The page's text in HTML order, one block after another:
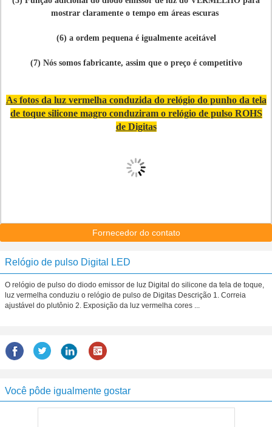
mostrar claramente o tempo em áreas escuras
(6) a ordem pequena é igualmente aceitável
(7) Nós somos fabricante, assim que o preço é competitivo
As fotos da luz vermelha conduzida do relógio do punho da tela
de toque silicone magro conduziram o relógio de pulso ROHS
de Digitas
Fornecedor do contato
Relógio de pulso Digital LED
O relógio de pulso do diodo emissor de luz Digital do silicone da tela de toque,
luz vermelha conduziu o relógio de pulso de Digitas Descrição 1. Correia
ajustável do plutônio 2. Exposição da luz vermelha cores ...
Você pôde igualmente gostar